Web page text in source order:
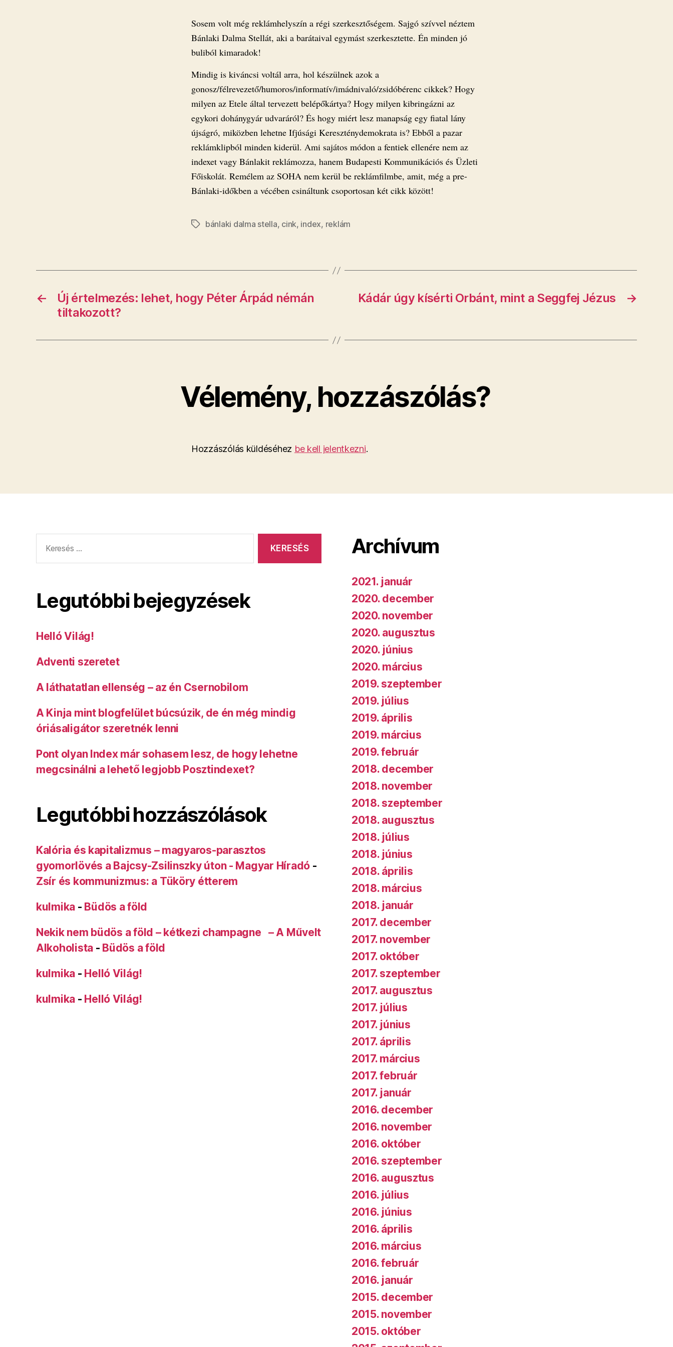
Sosem volt még reklámhelyszín a régi szerkesztőségem. Sajgó szívvel néztem
Bánlaki Dalma Stellát, aki a barátaival egymást szerkesztette. Én minden jó
buliból kimaradok!
Mindig is kiváncsi voltál arra, hol készülnek azok a
gonosz/félrevezető/humoros/informatív/imádnivaló/zsidóbérenc cikkek? Hogy
milyen az Etele által tervezett belépőkártya? Hogy milyen kibringázni az
egykori dohánygyár udvaráról? És hogy miért lesz manapság egy fiatal lány
újságró, miközben lehetne Ifjúsági Kereszténydemokrata is? Ebből a pazar
reklámklipból minden kiderül. Ami sajátos módon a fentiek ellenére nem az
indexet vagy Bánlakit reklámozza, hanem Budapesti Kommunikációs és Üzleti
Főiskolát. Remélem az SOHA nem kerül be reklámfilmbe, amit, még a pre-
Bánlaki-időkben a vécében csináltunk csoportosan két cikk között!
Címkékbánlaki dalma stella, cink, index, reklám
←
​Új értelmezés: lehet, hogy Péter Árpád némán
tiltakozott?
→
​Kádár úgy kísérti Orbánt, mint a Seggfej Jézus
Vélemény, hozzászólás?
Hozzászólás küldéséhez be kell jelentkezni.
Legutóbbi bejegyzések
Helló Világ!
Adventi szeretet
A láthatatlan ellenség – az én Csernobilom
A Kinja mint blogfelület búcsúzik, de én még mindig
óriásaligátor szeretnék lenni
Pont olyan Index már sohasem lesz, de hogy lehetne
megcsinálni a lehető legjobb Posztindexet?
Legutóbbi hozzászólások
Kalória és kapitalizmus – magyaros-parasztos
gyomorlövés a Bajcsy-Zsilinszky úton - Magyar Híradó-
Zsír és kommunizmus: a Tüköry étterem
kulmika - Büdös a föld
Nekik nem büdös a föld – kétkezi champagne – A Művelt
Alkoholista - Büdös a föld
kulmika - Helló Világ!
kulmika - Helló Világ!
Archívum
2021. január
2020. december
2020. november
2020. augusztus
2020. június
2020. március
2019. szeptember
2019. július
2019. április
2019. március
2019. február
2018. december
2018. november
2018. szeptember
2018. augusztus
2018. július
2018. június
2018. április
2018. március
2018. január
2017. december
2017. november
2017. október
2017. szeptember
2017. augusztus
2017. július
2017. június
2017. április
2017. március
2017. február
2017. január
2016. december
2016. november
2016. október
2016. szeptember
2016. augusztus
2016. július
2016. június
2016. április
2016. március
2016. február
2016. január
2015. december
2015. november
2015. október